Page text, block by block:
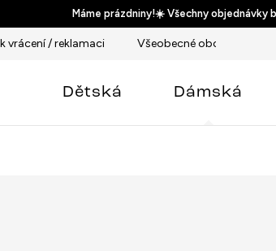
Máme prázdniny!☀️ Všechny objednávky
vrácení / reklamaci Všeobecné obchodní
Dětská Dámská